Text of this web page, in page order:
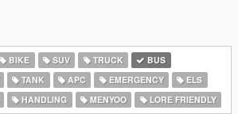
BIKE SUV TRUCK
BUS
TANK APC EMERGENCY
ELS
HANDLING MENYOO LORE FRIENDLY